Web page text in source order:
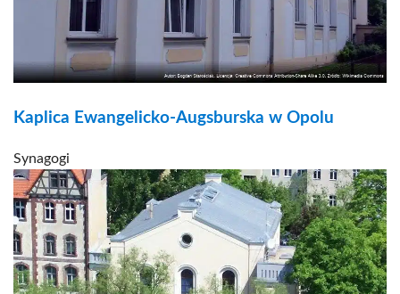
Kaplica Ewangelicko-Augsburska w Opolu
Synagogi